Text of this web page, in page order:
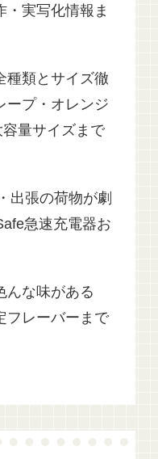
・実写化情報ま
種類とサイズ徹
ープ・オレンジ
量サイズまで
出張の荷物が劇
急速充電器お
んな味がある
フレーバーまで